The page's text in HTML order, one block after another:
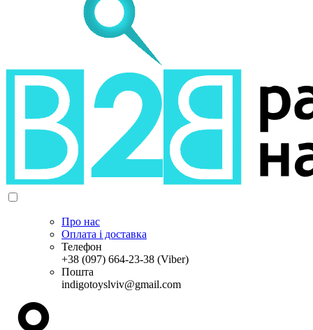
Про нас
Оплата і доставка
Телефон
+38 (097) 664-23-38 (Viber)
Пошта
indigotoyslviv@gmail.com